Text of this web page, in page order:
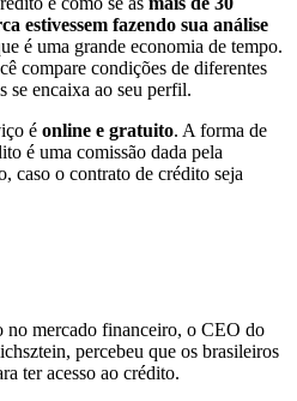
estivessem fazendo sua análise
é uma grande economia de tempo.
compare condições de diferentes
se encaixa ao seu perfil.
é online e gratuito. A forma de
é uma comissão dada pela
caso o contrato de crédito seja
no mercado financeiro, o CEO do
percebeu que os brasileiros
ter acesso ao crédito.